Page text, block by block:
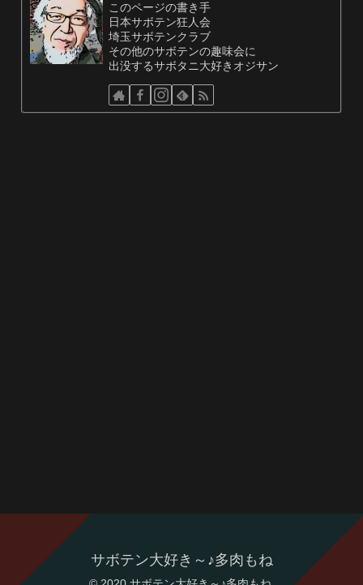
このページの書き手
日本サボテン狂人会
埼玉サボテンクラブ
その他のサボテンの趣味会に
出没するサボタニ大好きオジサン
サボテン大好き～♪多肉もね